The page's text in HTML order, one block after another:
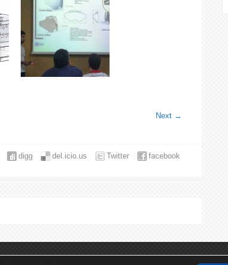
Next →
facebook
Twitter
del.icio.us
digg
aquí elAviso Legal, laPolítica de Privacidady laPolítica de